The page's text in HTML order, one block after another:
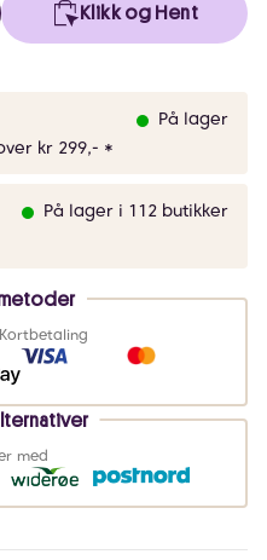
Klikk og Hent
På lager
kr 299,- *
På lager i 112 butikker
Kortbetaling
med